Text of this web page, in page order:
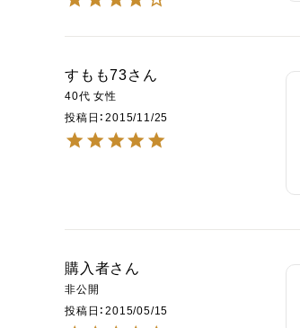
すもも73
40代 女性
投稿日
2015/11/25
購入者
非公開
投稿日
2015/05/15